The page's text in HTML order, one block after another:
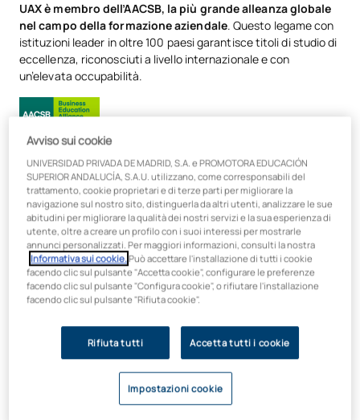
UAX è membro dell’AACSB, la più grande alleanza globale
nel campo della formazione aziendale. Questo legame con
istituzioni leader in oltre 100 paesi garantisce titoli di studio di
eccellenza, riconosciuti a livello internazionale e con
un’elevata occupabilità.
Certificazione internazionale TÜV
Rheinland
Ottieni senza costi aggiuntivi lacertificazione come Auditor
Interno nei Sistemi di Gestione della Sicurezza e della
Salute sul Lavoro (ISO 45001:2018)rilasciata da TÜV
Rheinland, valida inoltre 140 paesi, e accedi a una rete di
oltre 8.800 accordiper svolgere tirocini professionali. Impara
e padroneggia metodologie innovative come la
gamification e l’agile learning.
Il tutto in formato online e con unametodologia flessibile
compatibile con la tua vita personale e professionale,
Avviso sui cookie
UNIVERSIDAD PRIVADA DE MADRID, S.A. e PROMOTORA EDUCACIÓN
SUPERIOR ANDALUCÍA, S.A.U. utilizzano, come corresponsabili del
trattamento, cookie proprietari e di terze parti per migliorare la
navigazione sul nostro sito, distinguerla da altri utenti, analizzare le sue
abitudini per migliorare la qualità dei nostri servizi e la sua esperienza di
utente, oltre a creare un profilo con i suoi interessi per mostrarle
annunci personalizzati. Per maggiori informazioni, consulti la nostra
Informativa sui cookie.Può accettare l'installazione di tutti i cookie
facendo clic sul pulsante "Accetta cookie", configurare le preferenze
facendo clic sul pulsante "Configura cookie", o rifiutare l'installazione
facendo clic sul pulsante "Rifiuta cookie".
Rifiuta tutti Accetta tutti i cookie
Impostazioni cookie